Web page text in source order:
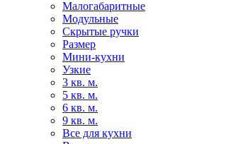
Малогабаритные
Модульные
Скрытые ручки
Размер
Мини-кухни
Узкие
3 кв. м.
5 кв. м.
6 кв. м.
9 кв. м.
Все для кухни